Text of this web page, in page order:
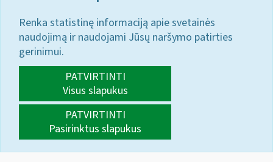
Renka statistinę informaciją apie svetainės
naudojimą ir naudojami Jūsų naršymo patirties
gerinimui.
PATVIRTINTI
Visus slapukus
PATVIRTINTI
Pasirinktus slapukus